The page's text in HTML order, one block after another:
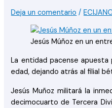
Deja un comentario /
Jesús Múñoz en un
La entidad pacense
edad, dejando atrás al filial
Jesús Muñoz militará la
decimocuarto de Tercera